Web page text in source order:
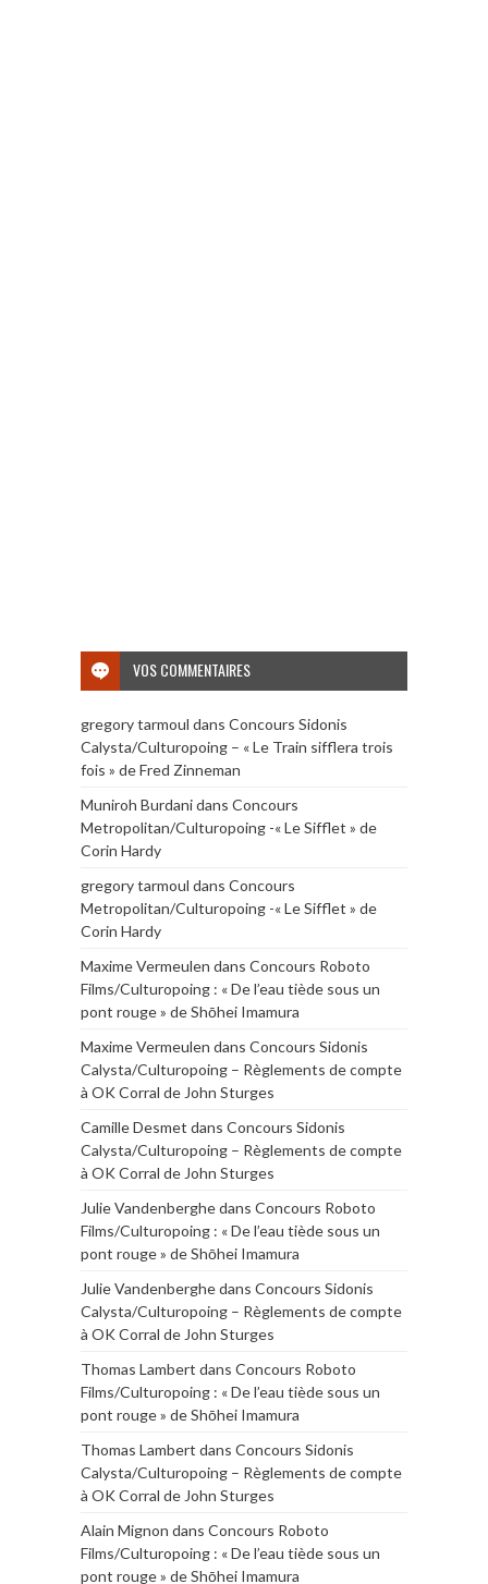
VOS COMMENTAIRES
gregory tarmoul dans Concours Sidonis
Calysta/Culturopoing – « Le Train sifflera trois
fois » de Fred Zinneman
Muniroh Burdanidans Concours
Metropolitan/Culturopoing -« Le Sifflet » de
Corin Hardy
gregory tarmoul dans Concours
Metropolitan/Culturopoing -« Le Sifflet » de
Corin Hardy
Maxime Vermeulen dans Concours Roboto
Films/Culturopoing : « De l’eau tiède sous un
pont rouge » de Shōhei Imamura
Maxime Vermeulen dans Concours Sidonis
Calysta/Culturopoing – Règlements de compte
à OK Corral de John Sturges
Camille Desmet dans Concours Sidonis
Calysta/Culturopoing – Règlements de compte
à OK Corral de John Sturges
Julie Vandenberghedans Concours Roboto
Films/Culturopoing : « De l’eau tiède sous un
pont rouge » de Shōhei Imamura
Julie Vandenberghedans Concours Sidonis
Calysta/Culturopoing – Règlements de compte
à OK Corral de John Sturges
Thomas Lambert dans Concours Roboto
Films/Culturopoing : « De l’eau tiède sous un
pont rouge » de Shōhei Imamura
Thomas Lambert dans Concours Sidonis
Calysta/Culturopoing – Règlements de compte
à OK Corral de John Sturges
Alain Mignon dans Concours Roboto
Films/Culturopoing : « De l’eau tiède sous un
pont rouge » de Shōhei Imamura